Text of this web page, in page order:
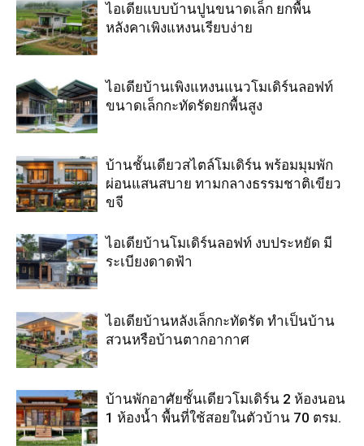
ไอเดียแบบบ้านปูนขนาดเล็ก ยกพื้น
หลังคาเพิงแหงนเรียบง่าย
ไอเดียบ้านเพิงแหงนแนวโมเดิร์นลอฟท์
ขนาดเล็กกะทัดรัดยกพื้นสูง
บ้านชั้นเดียวสไตล์โมเดิร์น พร้อมมุมพัก
ผ่อนแสนสบาย ทามกลางธรรมชาติเขียว
ขจี
ไอเดียบ้านโมเดิร์นลอฟท์ งบประหยัด มี
ระเบียงดาดฟ้า
ไอเดียบ้านหลังเล็กกะทัดรัด ทำเป็นบ้าน
สวนหรือบ้านตากอากาศ
บ้านพักอาศัยชั้นเดียวโมเดิร์น 2 ห้องนอน
1 ห้องน้ำ พื้นที่ใช้สอยในตัวบ้าน 70 ตรม.